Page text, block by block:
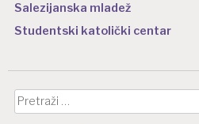
Salezijanska mladež
Studentski katolički centar
Pretraži: